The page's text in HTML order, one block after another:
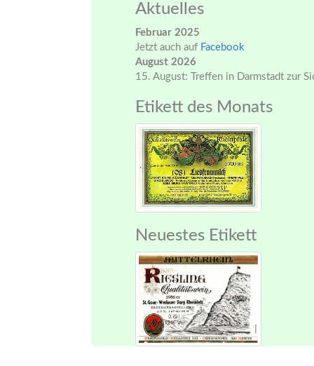
Aktuelles
Februar 2025
Jetzt auch auf Facebook
August 2026
15. August: Treffen in Darmstadt zur
Etikett des Monats
Neuestes Etikett